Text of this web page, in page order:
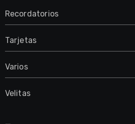
Recordatorios
Tarjetas
Varios
Velitas